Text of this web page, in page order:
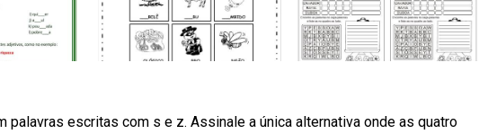
escritas com s e z. Assinale a única alternativa onde as quatro